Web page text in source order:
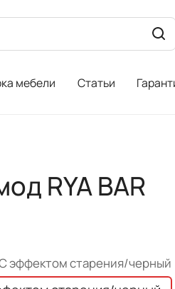
мебели Статьи
RYA BAR
эффектом старения/черный